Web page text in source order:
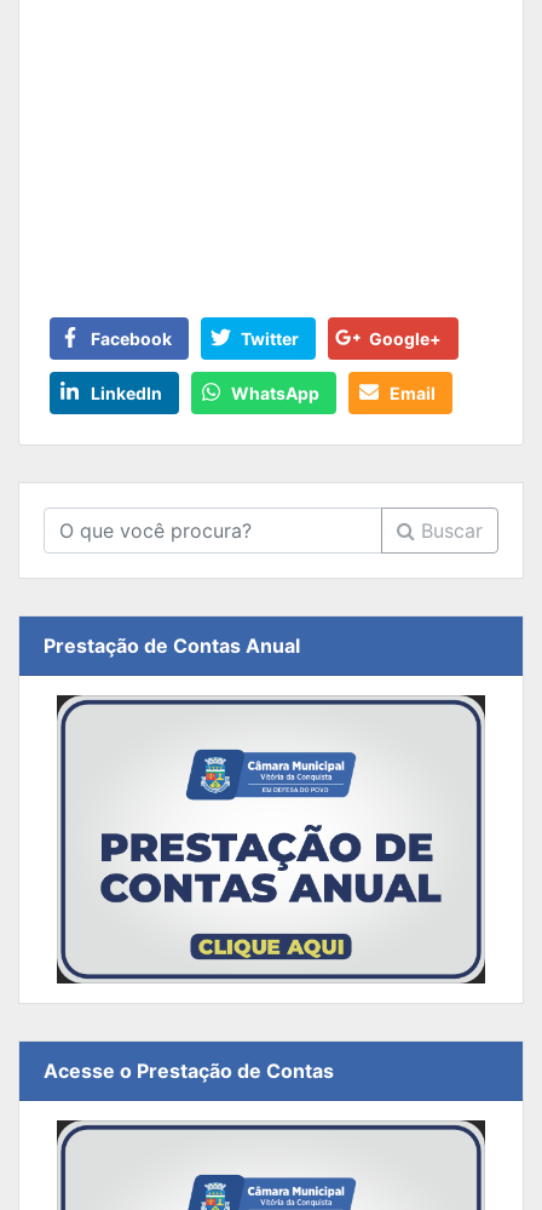
Facebook Twitter Google+
LinkedIn WhatsApp Email
Buscar
Prestação de Contas Anual
Acesse o Prestação de Contas